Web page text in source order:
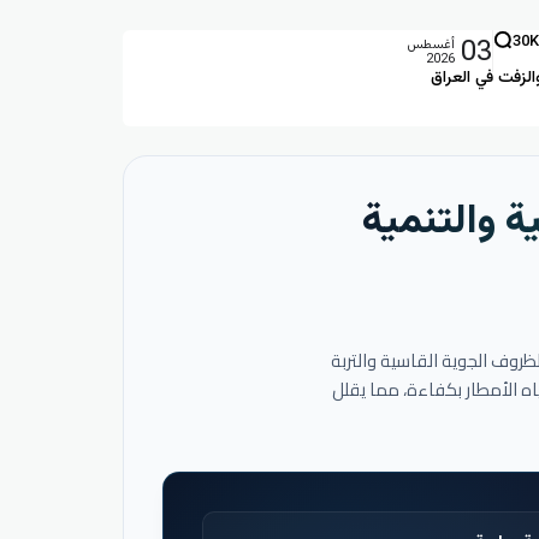
في العراق
30K
03 أغسطس
2026
والتنمية
الجوية القاسية والتربة
الأمطار بكفاءة، مما يقلل